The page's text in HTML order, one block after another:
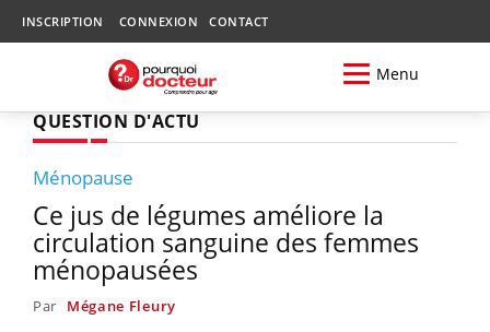
INSCRIPTION CONNEXION CONTACT
Menu
QUESTION D'ACTU
Ménopause
Ce jus de légumes améliore la
circulation sanguine des femmes
ménopausées
Par Mégane Fleury